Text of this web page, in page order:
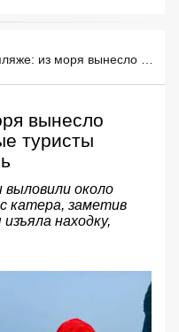
вынесло
туристы
около
катера, заметив
находку,